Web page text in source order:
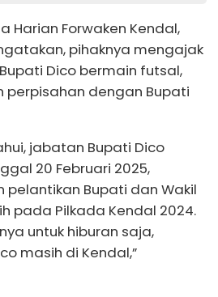
Harian Forwaken Kendal,
pihaknya mengajak
Dico bermain futsal,
dengan Bupati
jabatan Bupati Dico
20 Februari 2025,
Bupati dan Wakil
pada Pilkada Kendal 2024.
untuk hiburan saja,
masih di Kendal,”